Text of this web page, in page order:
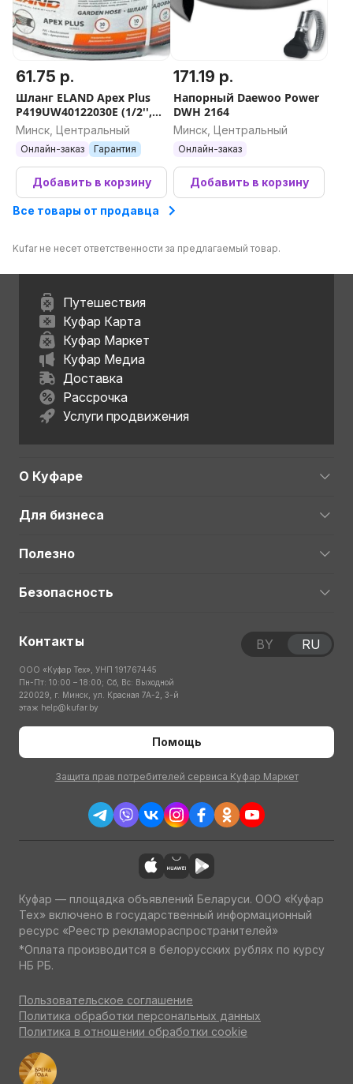
61.75 р.
Шланг ELAND Apex Plus
P419UW40122030E (1/2'',
20м)
Минск, Центральный
Онлайн-заказ Гарантия
Добавить в корзину
171.19 р.
Напорный Daewoo Power
DWH 2164
Минск, Центральный
Онлайн-заказ
Добавить в корзину
Все товары от продавца
Kufar не несет ответственности за предлагаемый товар.
Путешествия
Куфар Карта
Куфар Маркет
Куфар Медиа
Доставка
Рассрочка
Услуги продвижения
О Куфаре
Для бизнеса
Полезно
Безопасность
Контакты
ООО «Куфар Тех», УНП 191767445
Пн-Пт: 10:00 – 18:00; Сб, Вс: Выходной
220029, г. Минск, ул. Красная 7А-2, 3-й
этаж help@kufar.by
Помощь
Защита прав потребителей сервиса Куфар Маркет
BY RU
Куфар — площадка объявлений Беларуси. ООО «Куфар
Тех» включено в государственный информационный
ресурс «Реестр рекламораспространителей»
*Оплата производится в белорусских рублях по курсу
НБ РБ.
Пользовательское соглашение
Политика обработки персональных данных
Политика в отношении обработки cookie